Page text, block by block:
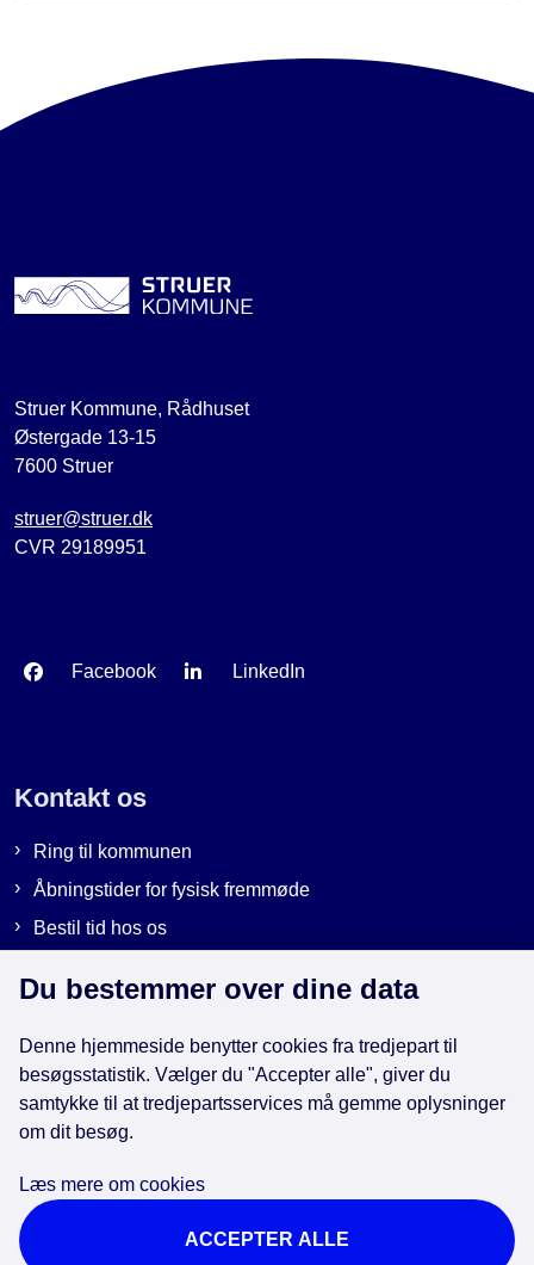
Struer Kommune, Rådhuset
Østergade 13-15
7600 Struer
struer@struer.dk
CVR 29189951
Facebook LinkedIn
Kontakt os
Ring til kommunen
Åbningstider for fysisk fremmøde
Bestil tid hos os
Genveje
EAN-numre i kommunen
Cookies
Tilgængelighedserklæring
Du bestemmer over dine data
Denne hjemmeside benytter cookies fra tredjepart til
besøgsstatistik. Vælger du "Accepter alle", giver du
samtykke til at tredjepartsservices må gemme oplysninger
om dit besøg.
Læs mere om cookies
ACCEPTER ALLE